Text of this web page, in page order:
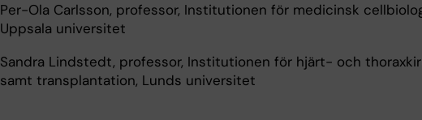
Per-Ola Carlsson, professor, Institutionen för medicinsk
Uppsala universitet
Sandra Lindstedt, professor, Institutionen för hjärt- och
samt transplantation, Lunds universitet